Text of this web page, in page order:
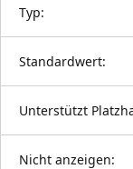
Typ:
Standardwert:
Unterstützt
Nicht anzeigen: